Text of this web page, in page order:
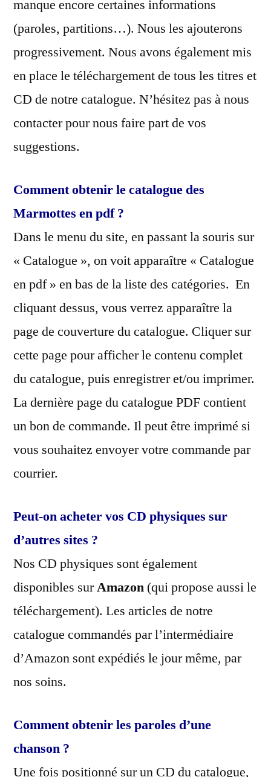
manque encore certaines informations
(paroles, partitions…). Nous les ajouterons
progressivement. Nous avons également mis
en place le téléchargement de tous les titres et
CD de notre catalogue. N’hésitez pas à nous
contacter pour nous faire part de vos
suggestions.
Comment obtenir le catalogue des
Marmottes en pdf ?
Dans le menu du site, en passant la souris sur
« Catalogue », on voit apparaître « Catalogue
en pdf » en bas de la liste des catégories. En
cliquant dessus, vous verrez apparaître la
page de couverture du catalogue. Cliquer sur
cette page pour afficher le contenu complet
du catalogue, puis enregistrer et/ou imprimer.
La dernière page du catalogue PDF contient
un bon de commande. Il peut être imprimé si
vous souhaitez envoyer votre commande par
courrier.
Peut-on acheter vos CD physiques sur
d’autres sites ?
Nos CD physiques sont également
disponibles surAmazon (qui propose aussi le
téléchargement). Les articles de notre
catalogue commandés par l’intermédiaire
d’Amazon sont expédiés le jour même, par
nos soins.
Comment obtenir les paroles d’une
chanson ?
Une fois positionné sur un CD du catalogue,